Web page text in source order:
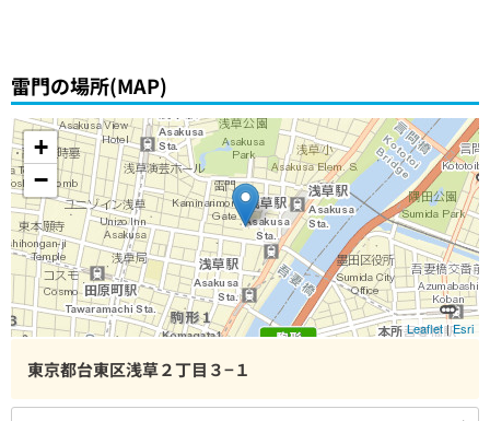
雷門の場所(MAP)
+
−
Leaflet|Esri
東京都台東区浅草２丁目３−１